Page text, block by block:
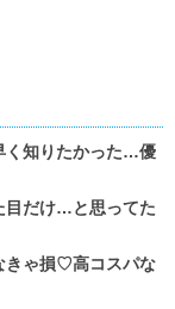
く知りたかった…優
目だけ…と思ってた
きゃ損♡高コスパな